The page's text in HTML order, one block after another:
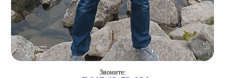
Звоните: